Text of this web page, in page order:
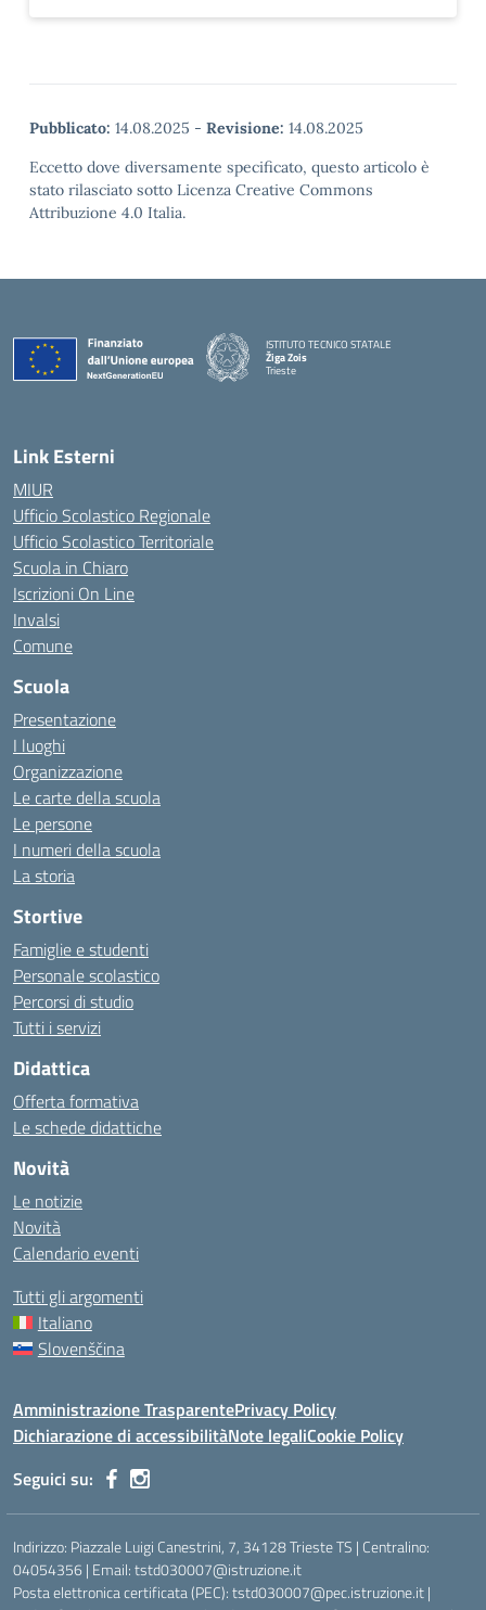
Pubblicato: 14.08.2025 - Revisione: 14.08.2025
Eccetto dove diversamente specificato, questo articolo è
stato rilasciato sotto Licenza Creative Commons
Attribuzione 4.0 Italia.
ISTITUTO TECNICO STATALE
Žiga Zois
Trieste
Link Esterni
MIUR
Ufficio Scolastico Regionale
Ufficio Scolastico Territoriale
Scuola in Chiaro
Iscrizioni On Line
Invalsi
Comune
Scuola
Presentazione
I luoghi
Organizzazione
Le carte della scuola
Le persone
I numeri della scuola
La storia
Stortive
Famiglie e studenti
Personale scolastico
Percorsi di studio
Tutti i servizi
Didattica
Offerta formativa
Le schede didattiche
Novità
Le notizie
Novità
Calendario eventi
Tutti gli argomenti
Italiano
Slovenščina
Amministrazione TrasparentePrivacy Policy
Dichiarazione di accessibilitàNote legaliCookie Policy
Seguici su:
Indirizzo: Piazzale Luigi Canestrini, 7, 34128 Trieste TS | Centralino:
04054356 | Email: tstd030007@istruzione.it
Posta elettronica certificata (PEC): tstd030007@pec.istruzione.it |